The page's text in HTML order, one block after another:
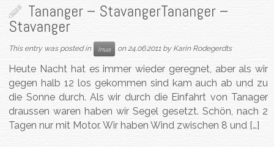
Tananger – StavangerTananger –
Stavanger
This entry was posted in Inua on 24.06.2011 by Karin Rodegerdts
Heute Nacht hat es immer wieder geregnet, aber als wir
gegen halb 12 los gekommen sind kam auch ab und zu
die Sonne durch. Als wir durch die Einfahrt von Tanager
draussen waren haben wir Segel gesetzt. Schön, nach 2
Tagen nur mit Motor. Wir haben Wind zwischen 8 und […]